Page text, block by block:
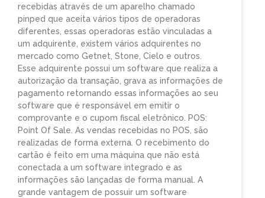
recebidas através de um aparelho chamado
pinped que aceita vários tipos de operadoras
diferentes, essas operadoras estão vinculadas a
um adquirente, existem vários adquirentes no
mercado como Getnet, Stone, Cielo e outros.
Esse adquirente possui um software que realiza a
autorização da transação, grava as informações de
pagamento retornando essas informações ao seu
software que é responsável em emitir o
comprovante e o cupom fiscal eletrônico. POS:
Point Of Sale. As vendas recebidas no POS, são
realizadas de forma externa. O recebimento do
cartão é feito em uma máquina que não está
conectada a um software integrado e as
informações são lançadas de forma manual. A
grande vantagem de possuir um software